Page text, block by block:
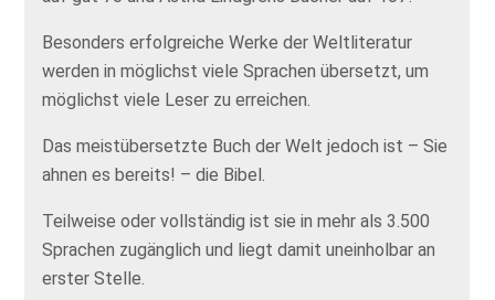
Besonders erfolgreiche Werke der Weltliteratur
werden in möglichst viele Sprachen übersetzt, um
möglichst viele Leser zu erreichen.
Das meistübersetzte Buch der Welt jedoch ist – Sie
ahnen es bereits! – die Bibel.
Teilweise oder vollständig ist sie in mehr als 3.500
Sprachen zugänglich und liegt damit uneinholbar an
erster Stelle.